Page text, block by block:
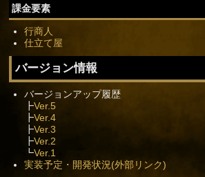
課金要素
行商人
仕立て屋
バージョン情報
バージョンアップ履歴
┣Ver.5
┣Ver.4
┣Ver.3
┣Ver.2
┗Ver.1
実装予定・開発状況(外部リンク)